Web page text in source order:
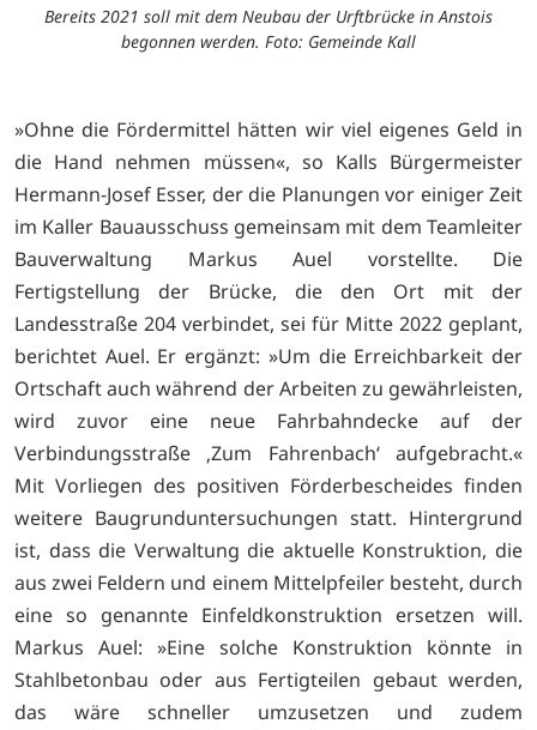
Bereits 2021 soll mit dem Neubau der Urftbrücke in Anstois
begonnen werden. Foto: Gemeinde Kall
»Ohne die Fördermittel hätten wir viel eigenes Geld in
die Hand nehmen müssen«, so Kalls Bürgermeister
Hermann-Josef Esser, der die Planungen vor einiger Zeit
im Kaller Bauausschuss gemeinsam mit dem Teamleiter
Bauverwaltung Markus Auel vorstellte. Die
Fertigstellung der Brücke, die den Ort mit der
Landesstraße 204 verbindet, sei für Mitte 2022 geplant,
berichtet Auel. Er ergänzt: »Um die Erreichbarkeit der
Ortschaft auch während der Arbeiten zu gewährleisten,
wird zuvor eine neue Fahrbahndecke auf der
Verbindungsstraße ‚Zum Fahrenbach‘ aufgebracht.«
Mit Vorliegen des positiven Förderbescheides finden
weitere Baugrunduntersuchungen statt. Hintergrund
ist, dass die Verwaltung die aktuelle Konstruktion, die
aus zwei Feldern und einem Mittelpfeiler besteht, durch
eine so genannte Einfeldkonstruktion ersetzen will.
Markus Auel: »Eine solche Konstruktion könnte in
Stahlbetonbau oder aus Fertigteilen gebaut werden,
das wäre schneller umzusetzen und zudem